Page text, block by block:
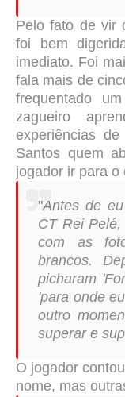
Pelo fato de vir
foi bem
imediato. Foi
fala mais de
frequentado
zagueiro
experiências
Santos quem
jogador ir para o
"Antes de
CT Rei
com as
brancos.
picharam
'para onde
outro
superar e
O jogador
nome, mas